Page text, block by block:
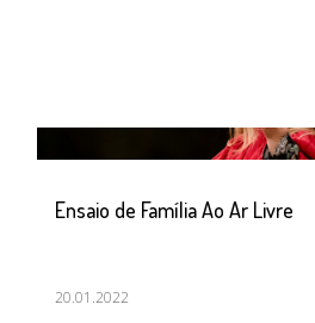
Ensaio de Família Ao Ar Livre
20.01.2022